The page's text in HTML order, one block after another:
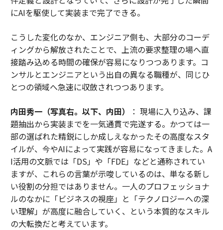
にAIを駆使して実装まで完了できる。
こうした変化のなか、エンジニア側も、大部分のコーデ
ィングから解放されたことで、上流の要求整理の場へ直
接踏み込める時間の確保が容易になりつつあります。コ
ンサルとエンジニアという出自の異なる職種が、同じひ
とつの領域へ急速に収斂されつつあります。
内田秀一（写真右。以下、内田）
： 現場に入り込み、課
題抽出から実装までを一気通貫で完遂する。かつては一
部の選ばれた精鋭にしか成しえなかったその高度なスタ
イルが、今やAIによって実践が容易になってきました。A
I活用の文脈では「DS」や「FDE」などと通称されてい
ますが、これらの言葉が示唆しているのは、単なる新し
い役割の分担ではありません。一人のプロフェッショナ
ルのなかに「ビジネスの視座」と「テクノロジーへの深
い理解」が高度に融合していく、という本質的なスキル
の大転換だと考えています。